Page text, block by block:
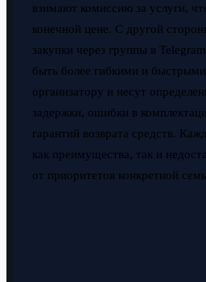
взимают комиссию за услуги,
конечной цене. С другой
закупки через группы в
быть более гибкими и
организатору и несут
задержки, ошибки в
гарантий возврата средств.
как преимущества, так и
от приоритетов конкретной